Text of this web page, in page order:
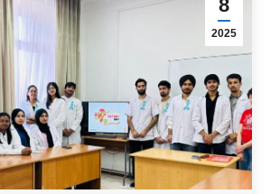
шара жыл сайын 7 сәуірде
Дүниежүзілік денсаулық
аясында
отыр. Бұл іс-
8
2025